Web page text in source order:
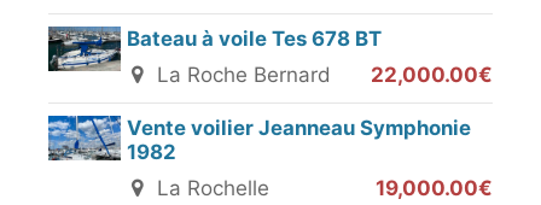
Bateau à voile Tes 678 BT
La Roche Bernard
22,000.00€
Vente voilier Jeanneau Symphonie
1982
La Rochelle
19,000.00€